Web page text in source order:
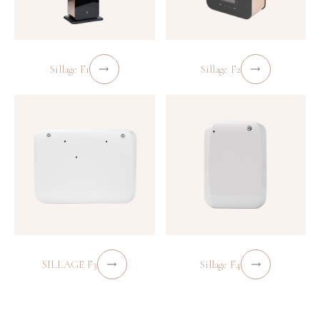
Sillage F1 Sillage F2
SILLAGE F3 Sillage F4